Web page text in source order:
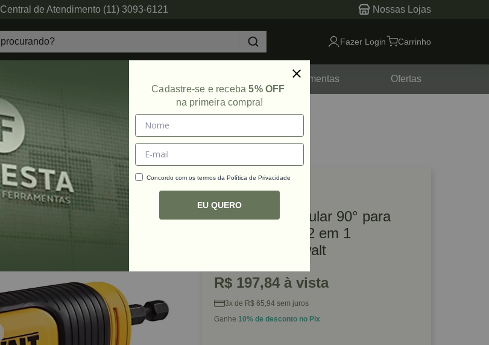
Central de Atendimento (11) 3093-6121 Nossas Lojas
Fazer Login Carrinho
Ferramentas Ofertas
Ref: 75829
Adaptador Angular 90° para
Parafusadeira 2 em 1
DWAMRA Dewalt
R$ 197,84 à vista
3x de R$ 65,94 sem juros
Ganhe 10% de desconto no Pix
Cadastre-se e receba5% OFF
na primeira compra!
Concordo com os termos da Política de Privacidade
EU QUERO